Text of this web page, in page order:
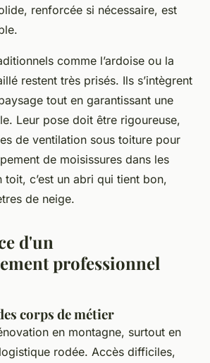
renforcée si nécessaire, est
comme l’ardoise ou la
restent très prisés. Ils s’intègrent
tout en garantissant une
Leur pose doit être rigoureuse,
de ventilation sous toiture pour
de moisissures dans les
c’est un abri qui tient bon,
de neige.
d'un
professionnel
corps de métier
en montagne, surtout en
rodée. Accès difficiles,